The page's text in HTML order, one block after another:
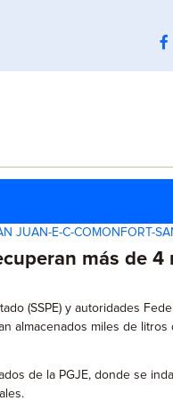
JUAN-E-C-COMONFORT-
más de
(SSPE) y autoridades
almacenados miles de litros
de la PGJE, donde se